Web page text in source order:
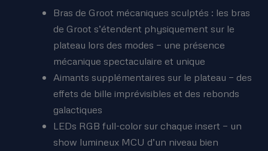
Bras de Groot mécaniques sculptés : les bras
de Groot s’étendent physiquement sur le
plateau lors des modes — une présence
mécanique spectaculaire et unique
Aimants supplémentaires sur le plateau — des
effets de bille imprévisibles et des rebonds
galactiques
LEDs RGB full-color sur chaque insert — un
show lumineux MCU d’un niveau bien